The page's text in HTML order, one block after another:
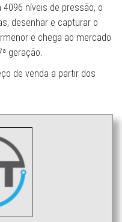
níveis de pressão, o
desenhar e capturar o
e chega ao mercado
geração.
de venda a partir dos